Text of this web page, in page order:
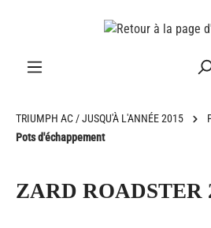
TRIUMPH AC / JUSQU'À L'ANNÉE 2015
Pots d'échappement
ZARD ROADSTER